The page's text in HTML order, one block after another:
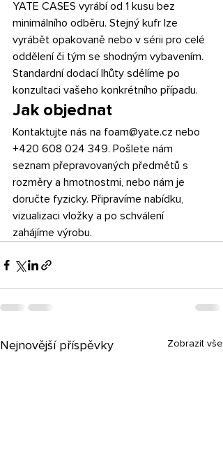
YATE CASES vyrábí od 1 kusu bez
minimálního odběru. Stejný kufr lze
vyrábět opakovaně nebo v sérii pro celé
oddělení či tým se shodným vybavením.
Standardní dodací lhůty sdělíme po
konzultaci vašeho konkrétního případu.
Jak objednat
Kontaktujte nás na foam@yate.cz nebo
+420 608 024 349. Pošlete nám
seznam přepravovaných předmětů s
rozměry a hmotnostmi, nebo nám je
doručte fyzicky. Připravíme nabídku,
vizualizaci vložky a po schválení
zahájíme výrobu.
Nejnovější příspěvky Zobrazit vše